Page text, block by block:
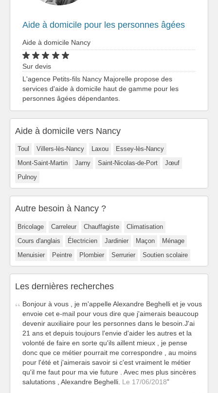
Aide à domicile pour les personnes âgées
Aide à domicile Nancy
Sur devis
L'agence Petits-fils Nancy Majorelle propose des
services d'aide à domicile haut de gamme pour les
personnes âgées dépendantes.
Aide à domicile vers Nancy
Toul Villers-lès-Nancy Laxou
Essey-lès-Nancy
Mont-Saint-Martin
Jarny Saint-Nicolas-de-Port
Jœuf
Pulnoy
Autre besoin à Nancy ?
Bricolage Carreleur Chauffagiste
Climatisation
Cours d'anglais
Électricien Jardinier Maçon
Ménage
Menuisier
Peintre Plombier Serrurier Soutien scolaire
Les dernières recherches
Bonjour à vous , je m'appelle Alexandre Beghelli et je vous
envoie cet e-mail pour vous dire que j'aimerais beaucoup
devenir auxiliaire pour les personnes dans le besoin.J'ai
21 ans et depuis toujours l'envie d'aider les autres et la
volonté de faire en sorte qu'ils aillent mieux , je pense
donc que ce métier pourrait me correspondre , au moins
pour l'été et j'aimerais savoir si c'est vraiment le métier
qu'il me faut pour ma vie future . Avec mes plus sincères
salutations , Alexandre Beghelli. Le 17/06/2018